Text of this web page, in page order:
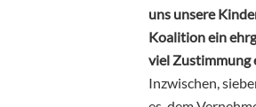
uns unsere
Koalition ein
viel Zustimmung
Inzwischen,